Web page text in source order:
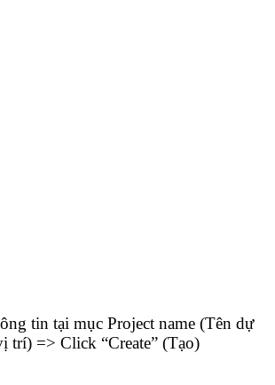
tin tại mục Project name (Tên dự
trí) => Click “Create” (Tạo)